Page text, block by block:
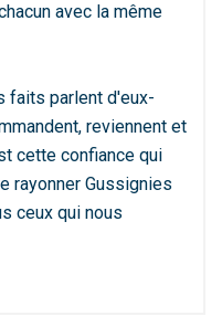
avec la même
faits parlent d'eux-
reviennent et
cette confiance qui
rayonner Gussignies
ceux qui nous